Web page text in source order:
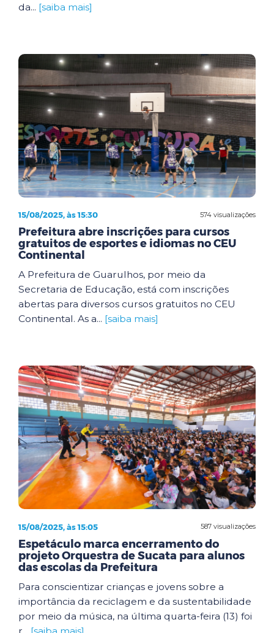
da... [saiba mais]
574 visualizações
15/08/2025, às 15:30
Prefeitura abre inscrições para cursos
gratuitos de esportes e idiomas no CEU
Continental
A Prefeitura de Guarulhos, por meio da
Secretaria de Educação, está com inscrições
abertas para diversos cursos gratuitos no CEU
Continental. As a... [saiba mais]
587 visualizações
15/08/2025, às 15:05
Espetáculo marca encerramento do
projeto Orquestra de Sucata para alunos
das escolas da Prefeitura
Para conscientizar crianças e jovens sobre a
importância da reciclagem e da sustentabilidade
por meio da música, na última quarta-feira (13) foi
r... [saiba mais]